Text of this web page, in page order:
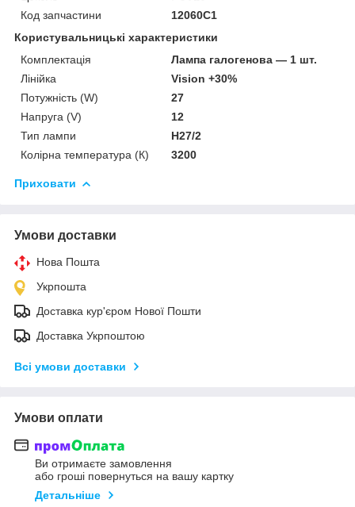
Код запчастини
12060C1
Користувальницькі характеристики
Комплектація
Лампа галогенова — 1 шт.
Лінійка
Vision +30%
Потужність (W)
27
Напруга (V)
12
Тип лампи
H27/2
Колірна температура (К)
3200
Приховати
Умови доставки
Нова Пошта
Укрпошта
Доставка кур'єром Нової Пошти
Доставка Укрпоштою
Всі умови доставки
Умови оплати
Ви отримаєте замовлення
або гроші повернуться на вашу картку
Детальніше